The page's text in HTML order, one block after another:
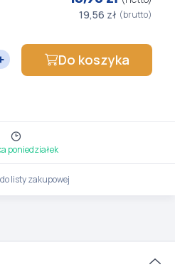
19,56 zł (brutto)
Do koszyka
poniedziałek
listy zakupowej